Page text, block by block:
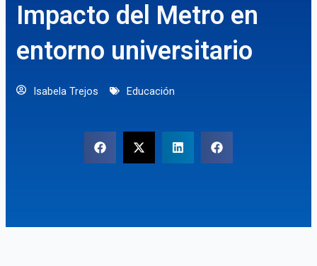
Impacto del Metro en
entorno universitario
Isabela Trejos Educación